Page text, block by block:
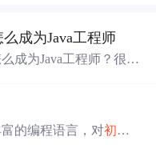
么成为Java工程师
么成为Java工程师？很多
扑面而来的时候，脑
致了畏难心理，这些
的编程语言，对初学